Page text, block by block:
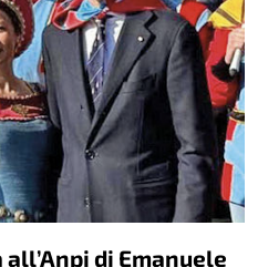
di Emanuele